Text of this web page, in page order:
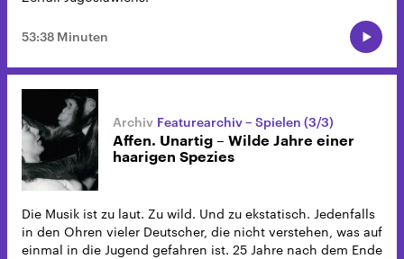
53:38 Minuten
Featurearchiv – Spielen (3/3)
Affen. Unartig – Wilde Jahre einer
haarigen Spezies
Die Musik ist zu laut. Zu wild. Und zu ekstatisch. Jedenfalls
in den Ohren vieler Deutscher, die nicht verstehen, was auf
einmal in die Jugend gefahren ist. 25 Jahre nach dem Ende